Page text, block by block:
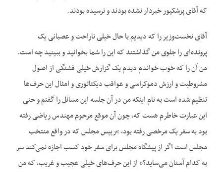
که آقای پزشکپور خبردار نشده بودند و نرسیده بودند.
آقای نخست‌وزیر را که دیدیم با حال خیلی ناراحت و عصبانی یک
پرونده‌ای را جلوی من گذاشتند که این را شما بخوانید و ببینید چه است.
من آن را که خوب خواندم دیدم یک گزارش خیلی قشنگی از اصول
مشروطیت و ارزش دموکراسی و عواقب دیکتاتوری و امثال این حرف‌‌ها
تنظیم شده است به نام اینکه من در آن جلسه این مسائل را گفتم و حتی
این عبارت خاطرم هست که، چون آن موقع مرحوم مهندس ریاضی رفته
بود به سفر یک مرخصی رفته بود، “رییس مجلس که در واقع منتخب
مجلس است اگر از پیشگاه مجلس برای سفر خود کسب اجازه نمی‌کند سر
به کدام آستان می‌ساید؟” از این حرف‌‌های خیلی عجیب و غریب، که من